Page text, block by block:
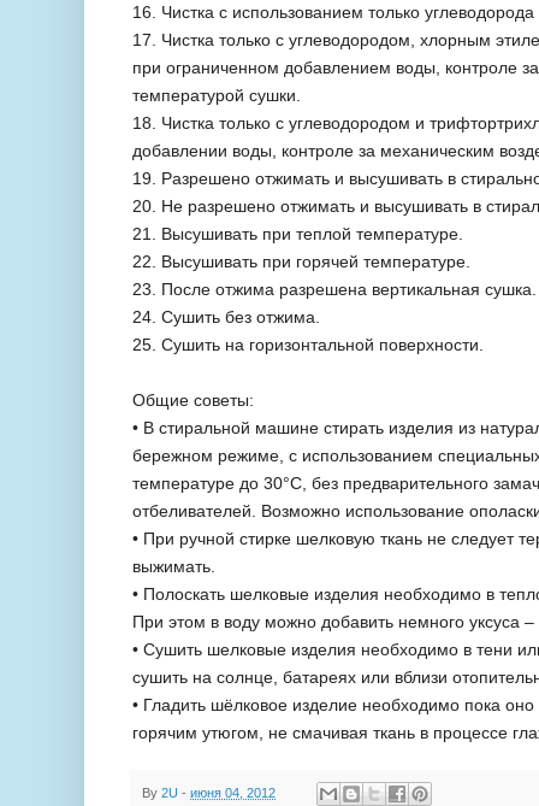
16. Чистка с использованием только
17. Чистка только с углеводородом, хлорным
при ограниченном добавлением воды, контроле
температурой сушки.
18. Чистка только с углеводородом и
добавлении воды, контроле за механическим
19. Разрешено отжимать и высушивать в
20. Не разрешено отжимать и высушивать в
21. Высушивать при теплой температуре.
22. Высушивать при горячей температуре.
23. После отжима разрешена вертикальная сушка.
24. Сушить без отжима.
25. Сушить на горизонтальной поверхности.
Общие советы:
• В стиральной машине стирать изделия из
бережном режиме, с использованием
температуре до 30°С, без предварительного
отбеливателей. Возможно использование
• При ручной стирке шелковую ткань не следует
выжимать.
• Полоскать шелковые изделия необходимо в
При этом в воду можно добавить немного уксуса –
• Сушить шелковые изделия необходимо в тени
сушить на солнце, батареях или вблизи
• Гладить шёлковое изделие необходимо пока
горячим утюгом, не смачивая ткань в процессе
By 2U - июня 04, 2012